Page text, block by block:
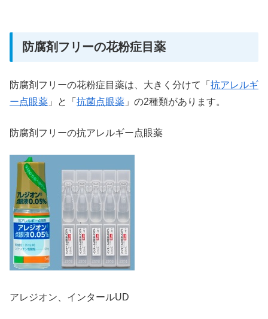
防腐剤フリーの花粉症目薬
防腐剤フリーの花粉症目薬は、大きく分けて「 抗アレルギ
ー点眼薬 」と「 抗菌点眼薬 」の2種類があります。
防腐剤フリーの抗アレルギー点眼薬
アレジオン、インタールUD